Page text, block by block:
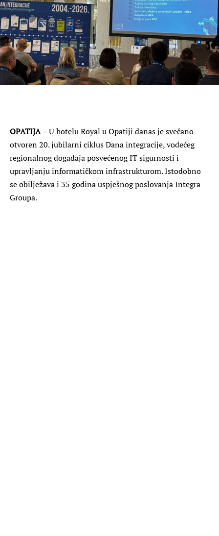
OPATIJA– U hotelu Royal u Opatiji danas je svečano
otvoren 20. jubilarni ciklus Dana integracije, vodećeg
regionalnog događaja posvećenog IT sigurnosti i
upravljanju informatičkom infrastrukturom. Istodobno
se obilježava i 35 godina uspješnog poslovanja Integra
Groupa.